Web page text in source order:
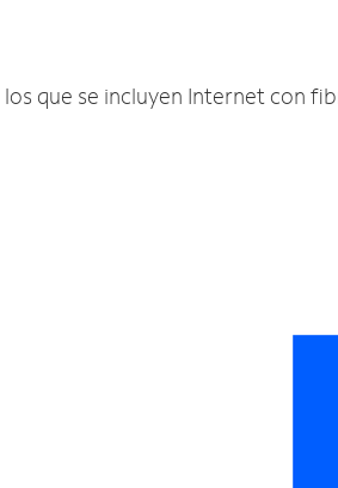
que se incluyen Internet con